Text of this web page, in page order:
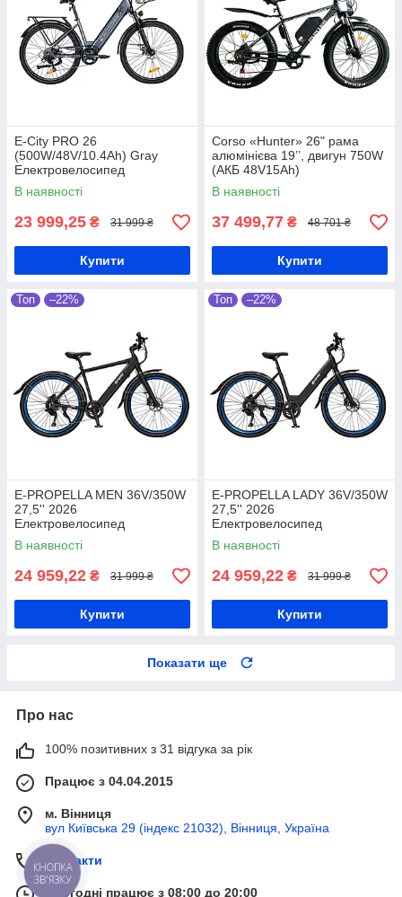
E-City PRO 26
(500W/48V/10.4Ah) Gray
Електровелосипед
В наявності
23 999,25 ₴ 31 999 ₴
Купити
Corso «Hunter» 26" рама
алюмінієва 19’’, двигун 750W
(АКБ 48V15Ah)
Електровелосипед
В наявності
37 499,77 ₴ 48 701 ₴
Купити
Топ –22%
E-PROPELLA MEN 36V/350W
27,5'' 2026
Електровелосипед
В наявності
24 959,22 ₴ 31 999 ₴
Купити
Топ –22%
E-PROPELLA LADY 36V/350W
27,5'' 2026
Електровелосипед
В наявності
24 959,22 ₴ 31 999 ₴
Купити
Показати ще
Про нас
100% позитивних з 31 відгука за рік
Працює з 04.04.2015
м. Вінниця
вул Київська 29 (індекс 21032), Вінниця, Україна
Контакти
Сьогодні працює з 08:00 до 20:00
КНОПКА
ЗВ'ЯЗКУ